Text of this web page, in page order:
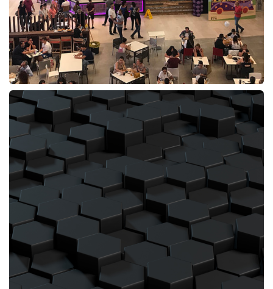
PROYECTO:Restaurante Taco Bell C.C. Lagoh
MUNICIPIO:Dos Hermanas
PROVINCIA:Sevilla
PROMOTOR:Restabell Franquicias SL
PRESUPUESTO: